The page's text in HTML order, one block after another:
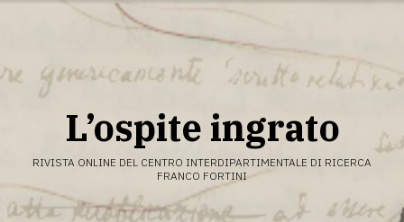
L’ospite ingrato
RIVISTA ONLINE DEL CENTRO INTERDIPARTIMENTALE DI RICERCA
FRANCO FORTINI